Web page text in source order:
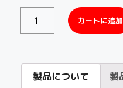
カートに追加
製品について 製